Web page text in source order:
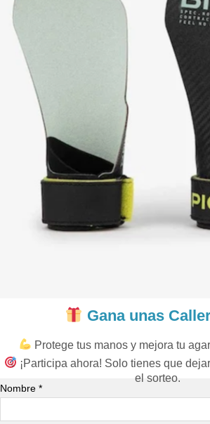
Gana unas
Protege tus manos y mejora tu
¡Participa ahora! Solo tienes que
el sorteo.
Nombre *